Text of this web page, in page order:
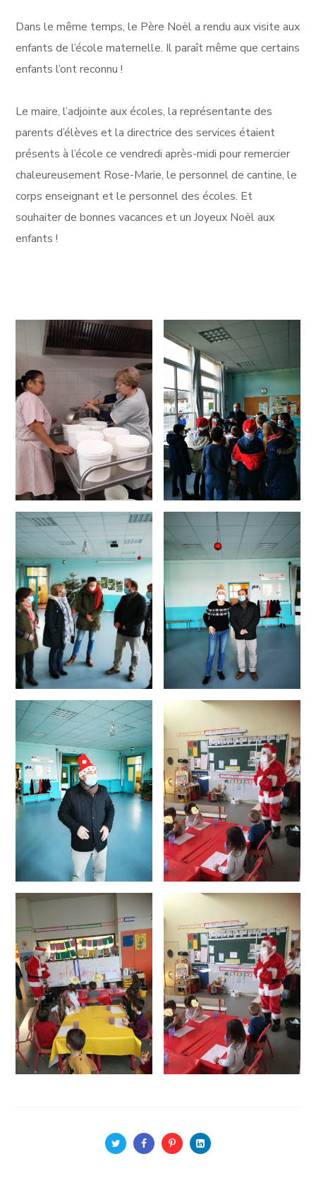
Dans le même temps, le Père Noël a rendu aux visite aux
enfants de l’école maternelle. Il paraît même que certains
enfants l’ont reconnu !
Le maire, l’adjointe aux écoles, la représentante des
parents d’élèves et la directrice des services étaient
présents à l’école ce vendredi après-midi pour remercier
chaleureusement Rose-Marie, le personnel de cantine, le
corps enseignant et le personnel des écoles. Et
souhaiter de bonnes vacances et un Joyeux Noël aux
enfants !